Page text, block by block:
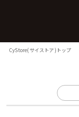
CyStore(サイストア)トップ